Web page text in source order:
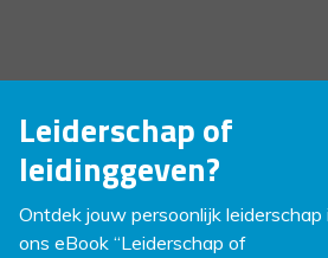
Leiderschap of
leidinggeven?
Ontdek jouw persoonlijk leiderschap
ons eBook “Leiderschap of